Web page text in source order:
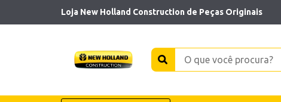
Loja New Holland Construction de Peças Originais